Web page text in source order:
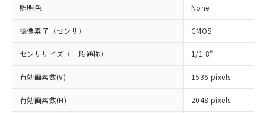
照明色 None
撮像素子（センサ） CMOS
センササイズ（一般通称） 1/1.8"
有効画素数(V) 1536 pixels
有効画素数(H) 2048 pixels